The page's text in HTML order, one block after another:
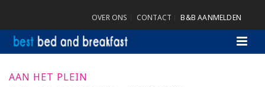
OVER ONS CONTACT B&B AANMELDEN
AAN HET PLEIN